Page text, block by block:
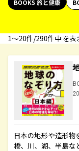
BOOKS 旅と健康
1〜20件/290件中 を表
日本の地形や造形物
橋、川、湖、半島な